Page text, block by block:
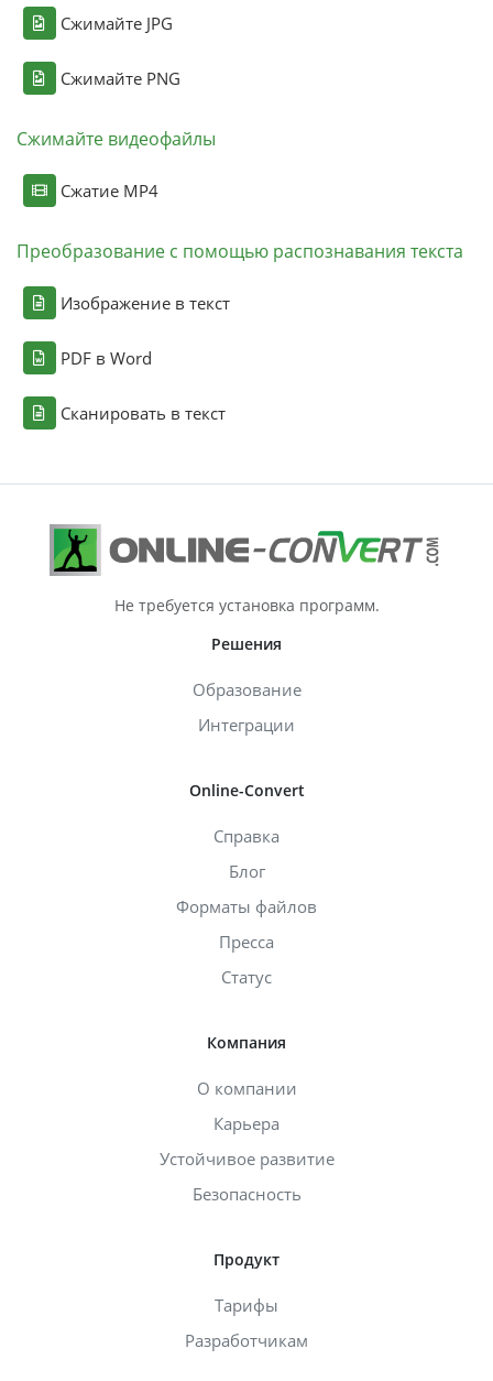
Сжимайте JPG
Сжимайте PNG
Сжимайте видеофайлы
Сжатие MP4
Преобразование с помощью распознавания текста
Изображение в текст
PDF в Word
Сканировать в текст
Не требуется установка программ.
Решения
Образование
Интеграции
Online-Convert
Справка
Блог
Форматы файлов
Пресса
Статус
Компания
О компании
Карьера
Устойчивое развитие
Безопасность
Продукт
Тарифы
Разработчикам